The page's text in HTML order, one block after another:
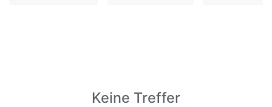
Keine Treffer